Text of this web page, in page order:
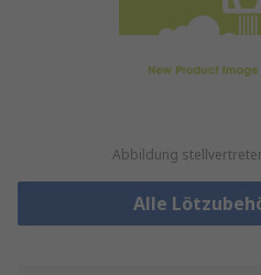
Abbildung
Alle